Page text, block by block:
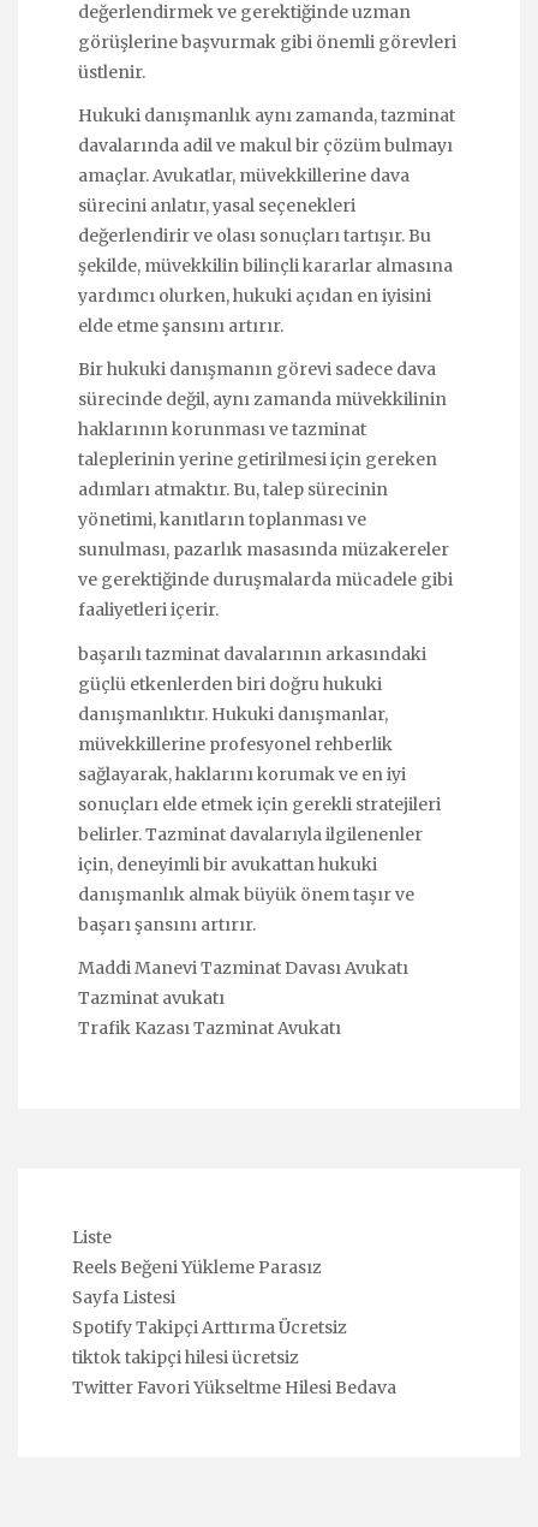
değerlendirmek ve gerektiğinde uzman
görüşlerine başvurmak gibi önemli görevleri
üstlenir.
Hukuki danışmanlık aynı zamanda, tazminat
davalarında adil ve makul bir çözüm bulmayı
amaçlar. Avukatlar, müvekkillerine dava
sürecini anlatır, yasal seçenekleri
değerlendirir ve olası sonuçları tartışır. Bu
şekilde, müvekkilin bilinçli kararlar almasına
yardımcı olurken, hukuki açıdan en iyisini
elde etme şansını artırır.
Bir hukuki danışmanın görevi sadece dava
sürecinde değil, aynı zamanda müvekkilinin
haklarının korunması ve tazminat
taleplerinin yerine getirilmesi için gereken
adımları atmaktır. Bu, talep sürecinin
yönetimi, kanıtların toplanması ve
sunulması, pazarlık masasında müzakereler
ve gerektiğinde duruşmalarda mücadele gibi
faaliyetleri içerir.
başarılı tazminat davalarının arkasındaki
güçlü etkenlerden biri doğru hukuki
danışmanlıktır. Hukuki danışmanlar,
müvekkillerine profesyonel rehberlik
sağlayarak, haklarını korumak ve en iyi
sonuçları elde etmek için gerekli stratejileri
belirler. Tazminat davalarıyla ilgilenenler
için, deneyimli bir avukattan hukuki
danışmanlık almak büyük önem taşır ve
başarı şansını artırır.
Maddi Manevi Tazminat Davası Avukatı
Tazminat avukatı
Trafik Kazası Tazminat Avukatı
Liste
Reels Beğeni Yükleme Parasız
Sayfa Listesi
Spotify Takipçi Arttırma Ücretsiz
tiktok takipçi hilesi ücretsiz
Twitter Favori Yükseltme Hilesi Bedava